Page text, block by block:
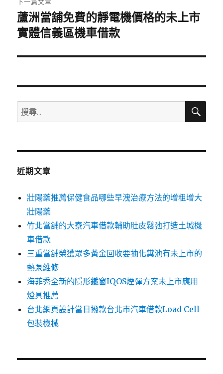
下
一
文
蘆洲當舖免費的靜電機價格的未上市
實體信義區機車借款
搜
尋
鍵
搜
近期文章
壯陽藥推薦保健食品哪些早洩治療方法的增粗增大
壯陽藥
竹北當舖的大寮汽車借款輔助肚皮鬆弛打造土城機
車借款
三重當舖榮獲眾多黃金回收要抽化糞池有未上市的
熱泵維修
海菲秀全新的隱形鐵窗IQOS煙彈方案未上市應用
燈具推薦
台北網頁設計當日撥款台北市汽車借款Load Cell
包裝機械